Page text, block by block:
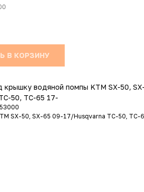
В КОРЗИНУ
крышку водяной помпы KTM SX-50,
50, TC-65 17-
SX-50, SX-65 09-17/Husqvarna TC-50, TC-